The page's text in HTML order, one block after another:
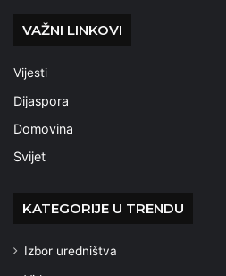
VAŽNI LINKOVI
Vijesti
Dijaspora
Domovina
Svijet
KATEGORIJE U TRENDU
Izbor uredništva